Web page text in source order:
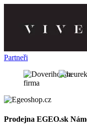
Partneři
Prodejna EGEO.sk